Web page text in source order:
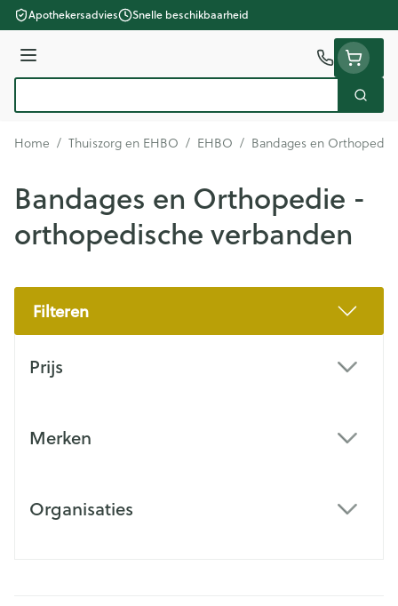
Ga naar de inhoud
Apothekersadvies Snelle beschikbaarheid
Menu
Zoek
Home / Thuiszorg en EHBO / EHBO / Bandages en
Bandages en Orthopedie -
orthopedische verbanden
Filteren
Prijs
Merken
Organisaties